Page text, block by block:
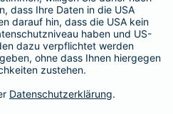
Schutz für Ihre Zähne.